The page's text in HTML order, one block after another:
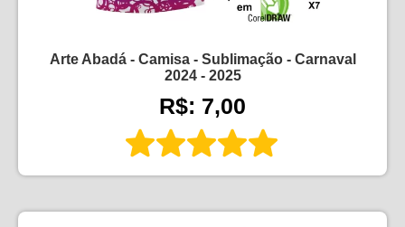
Arte Abadá - Camisa - Sublimação - Carnaval
2024 - 2025
R$: 7,00